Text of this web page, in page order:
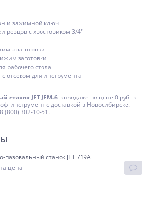
и зажимной ключ
резцов с хвостовиком 3/4''
заготовки
заготовки
рабочего стола
с отсеком для инструмента
станок JET JFM-6 в продаже по цене 0 руб. в
инструмент с доставкой в Новосибирске.
(800) 302-10-51.
пазовальный станок JET 719A
цена